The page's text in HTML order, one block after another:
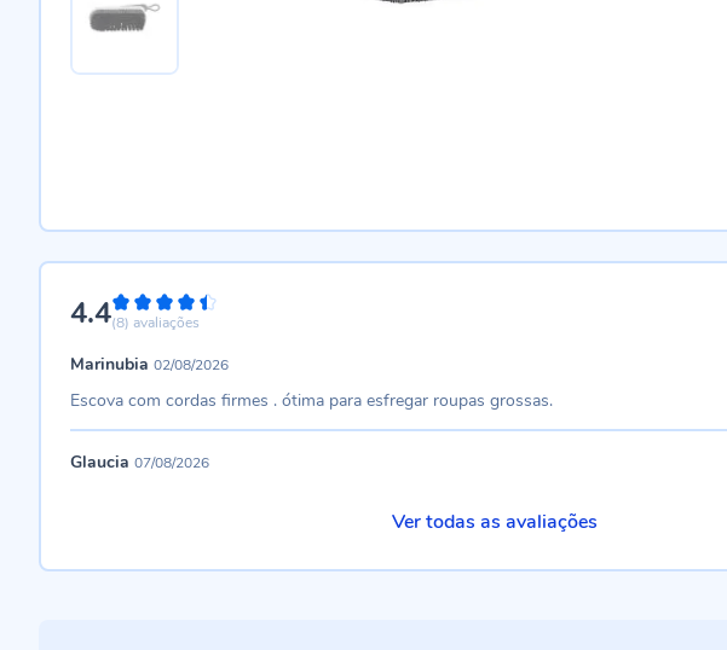
4.488%
(8) avaliações
Marinubia 02/08/2026
Escova com cordas firmes . ótima para esfregar roupas grossas.
Glaucia 07/08/2026
Ver todas as avaliações